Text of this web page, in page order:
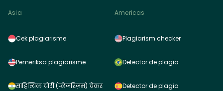
Asia
Cek plagiarisme
Pemeriksa plagiarisme
साहित्यिक चोरी (प्लेजरिज़म) चेकर
Americas
Plagiarism checker
Detector de plagio
Detector de plagio